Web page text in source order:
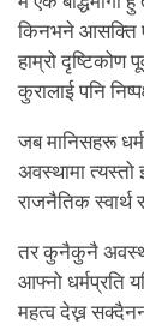
किनभने आसक्ति
हाम्रो दृष्टिकोण
कुरालाई पनि
जब मानिसहरू
अवस्थामा
राजनैतिक स्वार्थ
तर कुनैकुनै
आफ्नो धर्मप्रति
महत्व देख्न